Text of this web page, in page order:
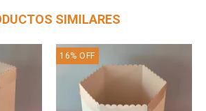
SIMILARES
16% OFF